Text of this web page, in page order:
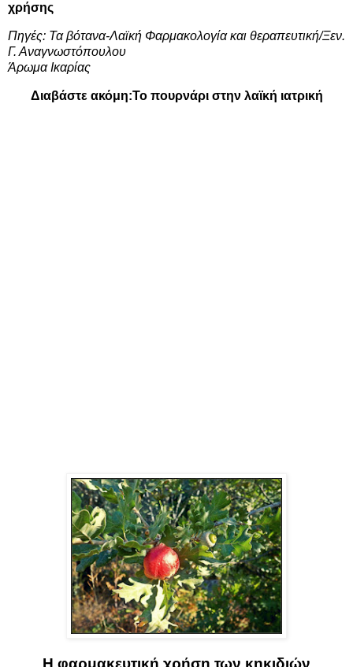
χρήσης
Πηγές: Τα βότανα-Λαϊκή Φαρμακολογία και θεραπευτική/Ξεν.
Γ. Αναγνωστόπουλου
Άρωμα Ικαρίας
Διαβάστε ακόμη:Το πουρνάρι στην λαϊκή ιατρική